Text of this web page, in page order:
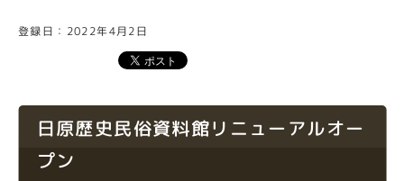
登録日：2022年4月2日
日原歴史民俗資料館リニューアルオー
プン